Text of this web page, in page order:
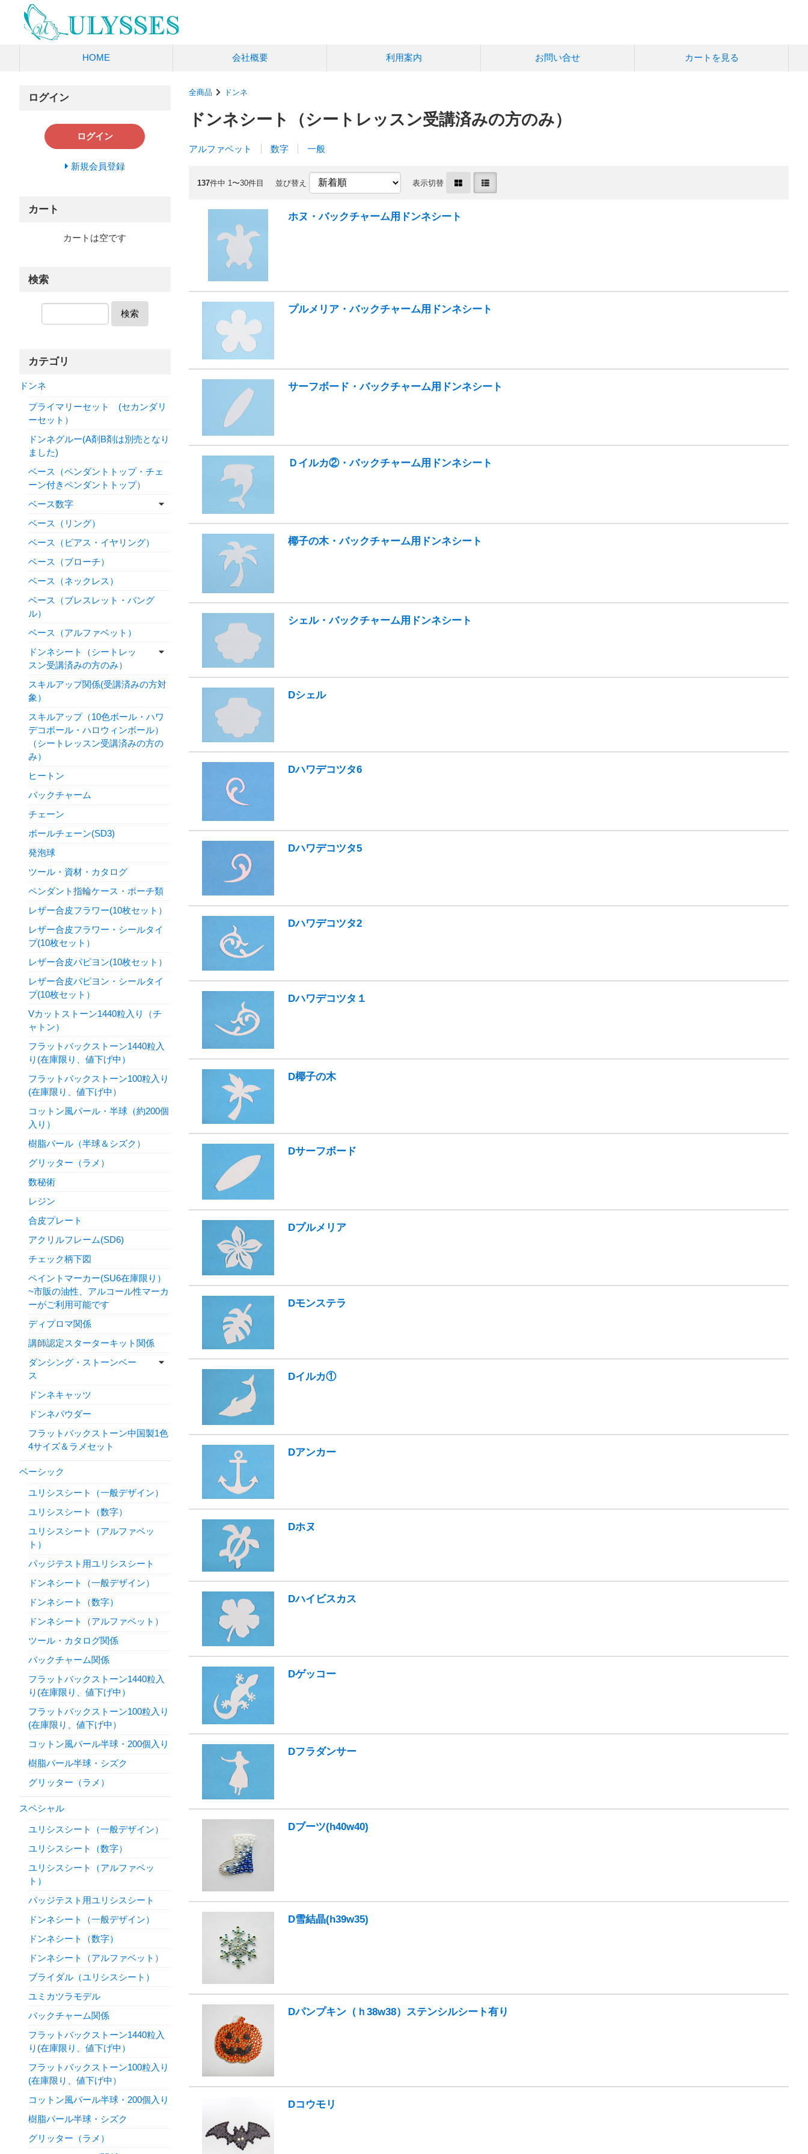
HOME 会社概要 利用案内 お問い合せ カートを見る
全商品 ドンネ
ドンネシート（シートレッスン受講済みの方のみ）
アルファベット 数字 一般
137件中 1〜30件目 並び替え 表示切替
ホヌ・バックチャーム用ドンネシート
プルメリア・バックチャーム用ドンネシート
サーフボード・バックチャーム用ドンネシート
Ｄイルカ②・バックチャーム用ドンネシート
椰子の木・バックチャーム用ドンネシート
シェル・バックチャーム用ドンネシート
Dシェル
Dハワデコツタ6
Dハワデコツタ5
Dハワデコツタ2
Dハワデコツタ１
D椰子の木
Dサーフボード
Dプルメリア
Dモンステラ
Dイルカ①
Dアンカー
Dホヌ
Dハイビスカス
Dゲッコー
Dフラダンサー
Dブーツ(h40w40)
D雪結晶(h39w35)
Dパンプキン（ｈ38w38）ステンシルシート有り
Dコウモリ
ログイン
ログイン
新規会員登録
カート
カートは空です
検索
検索
カテゴリ
ドンネ
プライマリーセット (セカンダリ
ーセット）
ドンネグルー(A剤B剤は別売となり
ました)
ベース（ペンダントトップ・チェ
ーン付きペンダントトップ）
ベース数字
ベース（リング）
ベース（ピアス・イヤリング）
ベース（ブローチ）
ベース（ネックレス）
ベース（ブレスレット・バング
ル）
ベース（アルファベット）
ドンネシート（シートレッ
スン受講済みの方のみ）
スキルアップ関係(受講済みの方対
象）
スキルアップ（10色ボール・ハワ
デコボール・ハロウィンボール）
（シートレッスン受講済みの方の
み）
ヒートン
バックチャーム
チェーン
ボールチェーン(SD3)
発泡球
ツール・資材・カタログ
ペンダント指輪ケース・ポーチ類
レザー合皮フラワー(10枚セット）
レザー合皮フラワー・シールタイ
プ(10枚セット）
レザー合皮パピヨン(10枚セット）
レザー合皮パピヨン・シールタイ
プ(10枚セット）
Vカットストーン1440粒入り（チ
ャトン）
フラットバックストーン1440粒入
り(在庫限り、値下げ中）
フラットバックストーン100粒入り
(在庫限り、値下げ中）
コットン風パール・半球（約200個
入り）
樹脂パール（半球＆シズク）
グリッター（ラメ）
数秘術
レジン
合皮プレート
アクリルフレーム(SD6)
チェック柄下図
ペイントマーカー(SU6在庫限り）
~市販の油性、アルコール性マーカ
ーがご利用可能です
ディプロマ関係
講師認定スターターキット関係
ダンシング・ストーンベー
ス
ドンネキャッツ
ドンネパウダー
フラットバックストーン中国製1色
4サイズ＆ラメセット
ベーシック
ユリシスシート（一般デザイン）
ユリシスシート（数字）
ユリシスシート（アルファベッ
ト）
パッジテスト用ユリシスシート
ドンネシート（一般デザイン）
ドンネシート（数字）
ドンネシート（アルファベット）
ツール・カタログ関係
バックチャーム関係
フラットバックストーン1440粒入
り(在庫限り、値下げ中）
フラットバックストーン100粒入り
(在庫限り、値下げ中）
コットン風パール半球・200個入り
樹脂パール半球・シズク
グリッター（ラメ）
スペシャル
ユリシスシート（一般デザイン）
ユリシスシート（数字）
ユリシスシート（アルファベッ
ト）
パッジテスト用ユリシスシート
ドンネシート（一般デザイン）
ドンネシート（数字）
ドンネシート（アルファベット）
ブライダル（ユリシスシート）
ユミカツラモデル
バックチャーム関係
フラットバックストーン1440粒入
り(在庫限り、値下げ中）
フラットバックストーン100粒入り
(在庫限り、値下げ中）
コットン風パール半球・200個入り
樹脂パール半球・シズク
グリッター（ラメ）